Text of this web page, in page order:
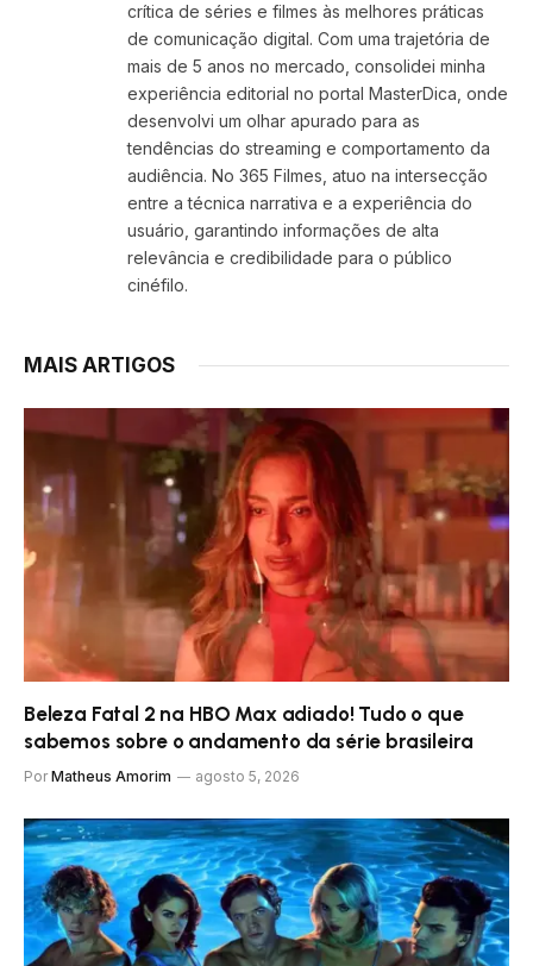
crítica de séries e filmes às melhores práticas
de comunicação digital. Com uma trajetória de
mais de 5 anos no mercado, consolidei minha
experiência editorial no portal MasterDica, onde
desenvolvi um olhar apurado para as
tendências do streaming e comportamento da
audiência. No 365 Filmes, atuo na intersecção
entre a técnica narrativa e a experiência do
usuário, garantindo informações de alta
relevância e credibilidade para o público
cinéfilo.
MAIS ARTIGOS
Beleza Fatal 2 na HBO Max adiado! Tudo o que
sabemos sobre o andamento da série brasileira
Por Matheus Amorim agosto 5, 2026